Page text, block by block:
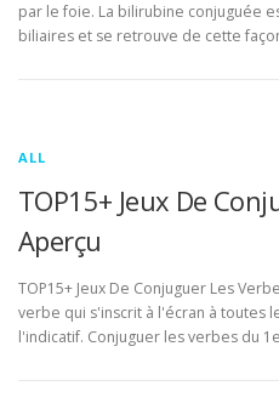
par le foie. La bilirubine conjuguée
biliaires et se retrouve de cette
ALL
TOP15+ Jeux De
Aperçu
TOP15+ Jeux De Conjuguer Les
verbe qui s'inscrit à l'écran à toutes
l'indicatif. Conjuguer les verbes du